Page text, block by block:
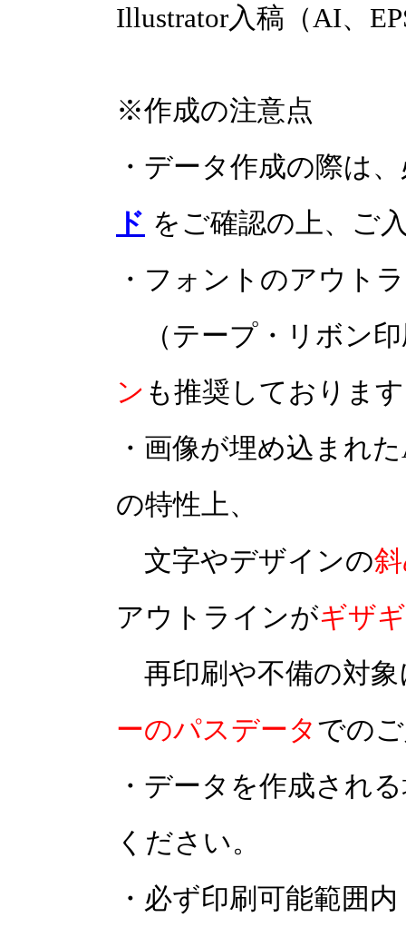
Illustrator入稿（AI、
※作成の注意点
・データ作成の際は
ド をご確認の上、ご
・フォントのアウト
（テープ・リボン
ン も推奨しておりま
・画像が埋め込まれ
の特性上、
文字やデザインの
アウトラインがギザ
再印刷や不備の対
ーのパスデータ での
・データを作成され
ください。
・必ず印刷可能範囲